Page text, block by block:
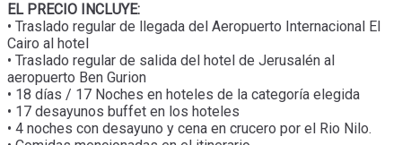
EL PRECIO INCLUYE:
• Traslado regular de llegada del Aeropuerto Internacional El
Cairo al hotel
• Traslado regular de salida del hotel de Jerusalén al
aeropuerto Ben Gurion
• 18 días / 17 Noches en hoteles de la categoría elegida
• 17 desayunos buffet en los hoteles
• 4 noches con desayuno y cena en crucero por el Rio Nilo.